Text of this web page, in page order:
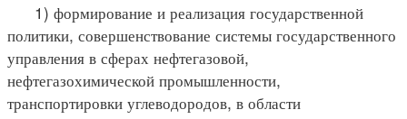
1) формирование и реализация государственной
политики, совершенствование системы государственного
управления в сферах нефтегазовой,
нефтегазохимической промышленности,
транспортировки углеводородов, в области